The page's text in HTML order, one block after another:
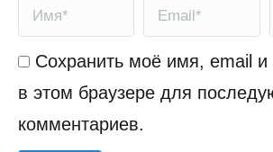
Имя * Email *
Сохранить моё имя, email и
в этом браузере для
комментариев.